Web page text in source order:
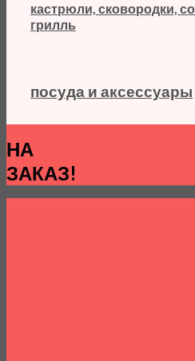
кастрюли, сковородки,
грилль
посуда и аксессуары
НА
ЗАКАЗ!